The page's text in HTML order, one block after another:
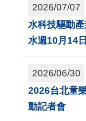
2026/07/07
水科技驅動
水週10月14
2026/06/30
2026台北童
動記者會